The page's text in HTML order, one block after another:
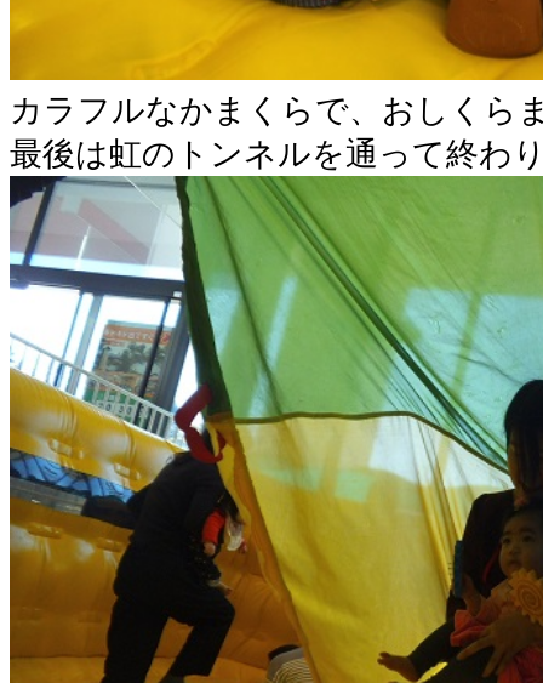
カラフルなかまくらで、おしくら
最後は虹のトンネルを通って終わ